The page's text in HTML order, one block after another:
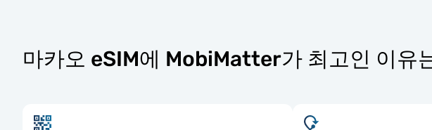
마카오 eSIM에 MobiMatter가 최고인 이유